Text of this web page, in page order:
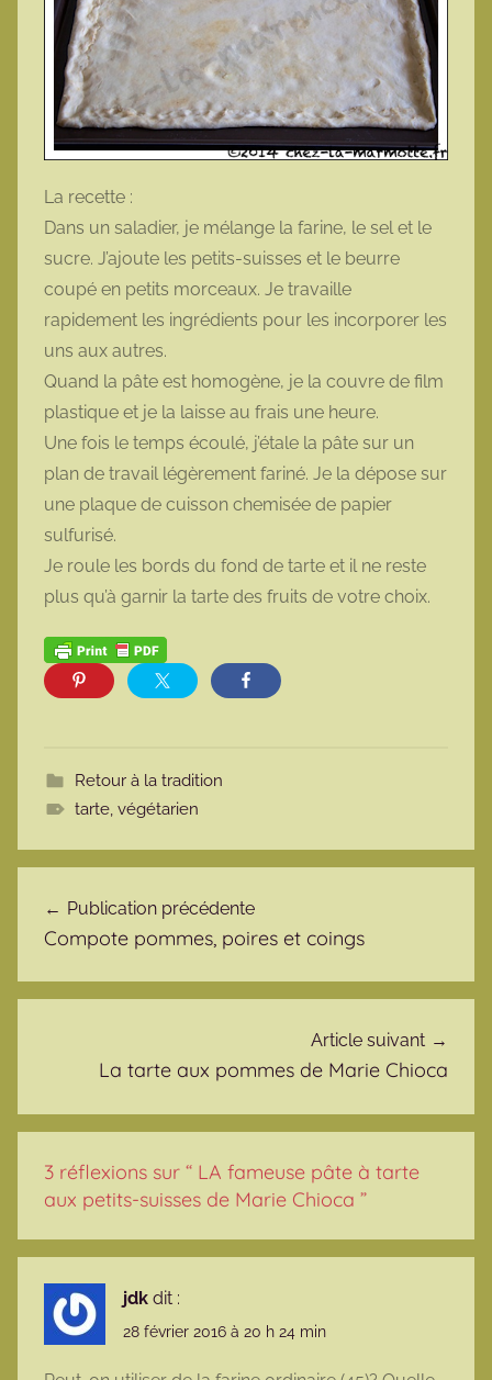
La recette :
Dans un saladier, je mélange la farine, le sel et le
sucre. J’ajoute les petits-suisses et le beurre
coupé en petits morceaux. Je travaille
rapidement les ingrédients pour les incorporer les
uns aux autres.
Quand la pâte est homogène, je la couvre de film
plastique et je la laisse au frais une heure.
Une fois le temps écoulé, j’étale la pâte sur un
plan de travail légèrement fariné. Je la dépose sur
une plaque de cuisson chemisée de papier
sulfurisé.
Je roule les bords du fond de tarte et il ne reste
plus qu’à garnir la tarte des fruits de votre choix.
Retour à la tradition
tarte, végétarien
Publication précédente
Compote pommes, poires et coings
Article suivant
La tarte aux pommes de Marie Chioca
3 réflexions sur “ LA fameuse pâte à tarte
aux petits-suisses de Marie Chioca ”
jdk dit :
28 février 2016 à 20 h 24 min